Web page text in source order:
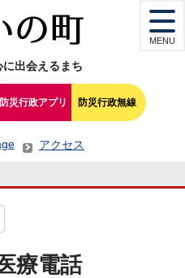
出会えるまち
防災行政アプリ 防災行政無線
アクセス
MENU
療電話